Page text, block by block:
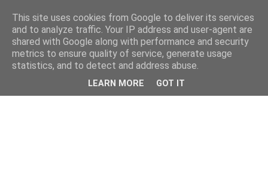
This site uses cookies from Google to deliver its services
and to analyze traffic. Your IP address and user-agent are
shared with Google along with performance and security
metrics to ensure quality of service, generate usage
statistics, and to detect and address abuse.
LEARN MORE GOT IT